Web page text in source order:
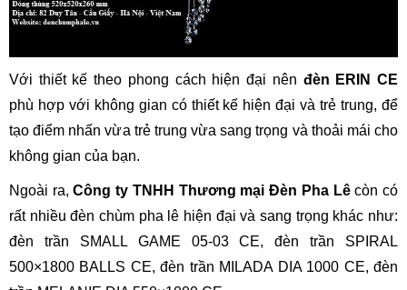
Với thiết kế theo phong cách hiện đại nên đèn ERIN CE
phù hợp với không gian có thiết kế hiện đại và trẻ trung, để
tạo điểm nhấn vừa trẻ trung vừa sang trọng và thoải mái cho
không gian của bạn.
Ngoài ra,Công ty TNHH Thương mại Đèn Pha Lêcòn có
rất nhiều đèn chùm pha lê hiện đại và sang trọng khác như:
đèn trần SMALL GAME 05-03 CE, đèn trần SPIRAL
500×1800 BALLS CE, đèn trần MILADA DIA 1000 CE, đèn